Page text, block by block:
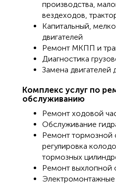
производства,
вездеходов,
Капитальный,
двигателей
Ремонт МКПП и
Диагностика
Замена двигателей
Комплекс услуг по
обслуживанию
Ремонт ходовой
Обслуживание
Ремонт тормозной
регулировка
тормозных
Ремонт выхлопной
Электромонтажные